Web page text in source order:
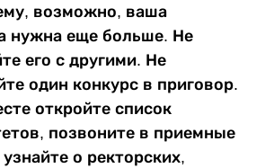
возможно, ваша
нужна еще больше. Не
его с другими. Не
один конкурс в приговор.
откройте список
позвоните в приемные
о ректорских,